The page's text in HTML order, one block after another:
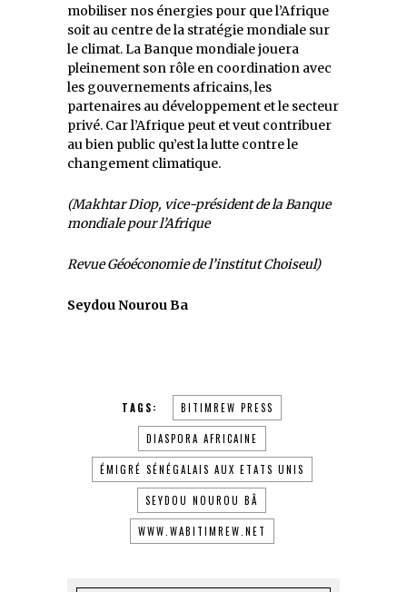
mobiliser nos énergies pour que l’Afrique
soit au centre de la stratégie mondiale sur
le climat. La Banque mondiale jouera
pleinement son rôle en coordination avec
les gouvernements africains, les
partenaires au développement et le secteur
privé. Car l’Afrique peut et veut contribuer
au bien public qu’est la lutte contre le
changement climatique.
(Makhtar Diop, vice-président de la Banque
mondiale pour l’Afrique
Revue Géoéconomie de l’institut Choiseul)
Seydou Nourou Ba
TAGS: BITIMREW PRESS
DIASPORA AFRICAINE
ÉMIGRÉ SÉNÉGALAIS AUX ETATS UNIS
SEYDOU NOUROU BÂ
WWW.WABITIMREW.NET